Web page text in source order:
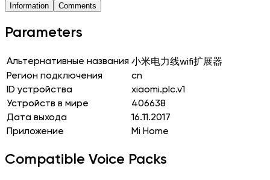
Information Comments
Parameters
Альтернативные названия 小米电力线wifi扩展器
Регион подключения
cn
ID устройства
xiaomi.plc.v1
Устройств в мире
406638
Дата выхода
16.11.2017
Приложение
Mi Home
Compatible Voice Packs